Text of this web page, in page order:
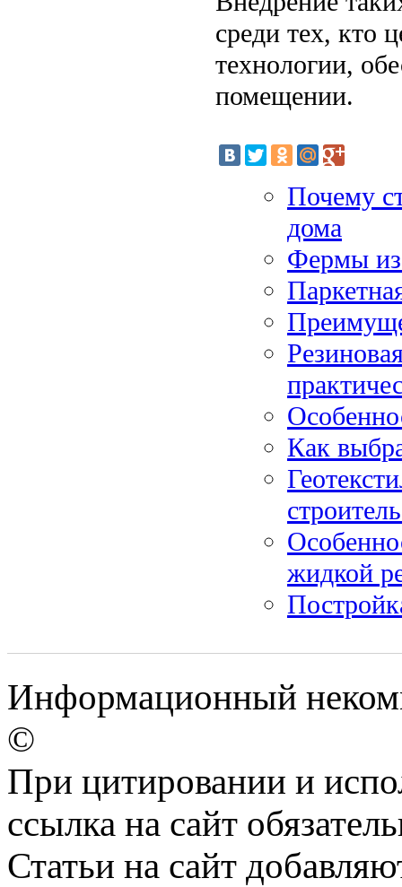
среди тех, кто
технологии,
помещении.
Почему
дома
Фермы
Как
жидкой
Информационный
©
При цитировании и
ссылка на сайт
Статьи на сайт